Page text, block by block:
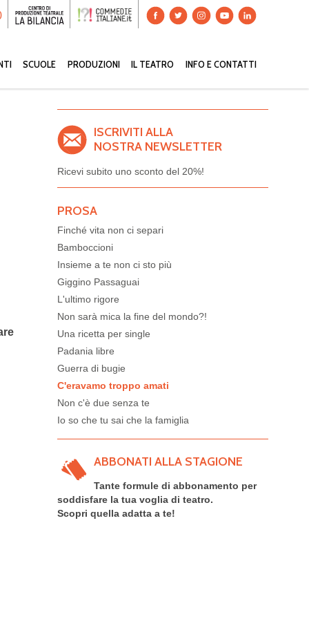
SCUOLE PRODUZIONI IL TEATRO INFO E CONTATTI
ISCRIVITI ALLA
NOSTRA NEWSLETTER
Ricevi subito uno sconto del 20%!
PROSA
Finché vita non ci separi
Bamboccioni
Insieme a te non ci sto più
Giggino Passaguai
L'ultimo rigore
Non sarà mica la fine del mondo?!
Una ricetta per single
Padania libre
Guerra di bugie
C'eravamo troppo amati
Non c'è due senza te
Io so che tu sai che la famiglia
ABBONATI ALLA STAGIONE
Tante formule di abbonamento per
soddisfare la tua voglia di teatro.
Scopri quella adatta a te!